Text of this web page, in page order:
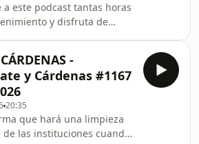
a este podcast tantas horas
y disfruta de
en iVoox! Feijóo afirma que
profunda de las
cuando llegue al poder y
como el principal
de todos los escándalos
este episodio
accede a todo el contenido
-
y Cárdenas #1167
20:35
que hará una limpieza
las instituciones cuando